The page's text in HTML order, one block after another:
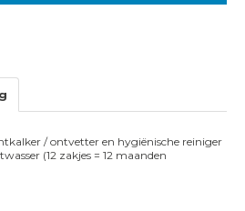
/ ontvetter en hygiënische reiniger
(12 zakjes = 12 maanden